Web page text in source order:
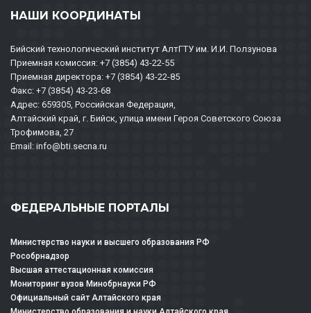
НАШИ КООРДИНАТЫ
Бийский технологический институт АлтГТУ им. И.И. Ползунова
Приемная комиссия: +7 (3854) 43-22-55
Приемная директора: +7 (3854) 43-22-85
Факс: +7 (3854) 43-23-68
Адрес: 659305, Российская Федерация,
Алтайский край, г. Бийск, улица имени Героя Советского Союза
Трофимова, 27
Email: info@bti.secna.ru
ФЕДЕРАЛЬНЫЕ ПОРТАЛЫ
Министерство науки и высшего образования РФ
Рособрнадзор
Высшая аттестационная комиссия
Мониторинг вузов Минобрнауки РФ
Официальный сайт Алтайского края